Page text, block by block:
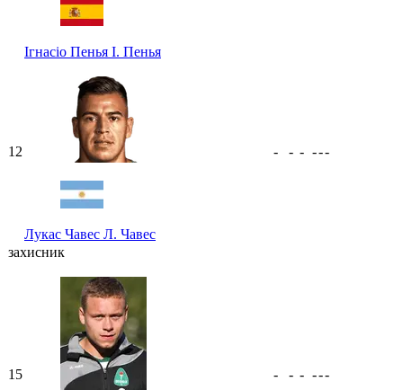
Ігнасіо Пенья І. Пенья
12
Лукас Чавес Л. Чавес
- - - ---
захисник
15 - - - ---